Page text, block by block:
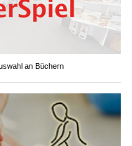
an Büchern